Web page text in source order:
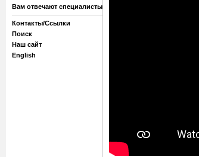
Вам отвечают специалисты
Контакты/Ссылки
Поиск
Наш сайт
English